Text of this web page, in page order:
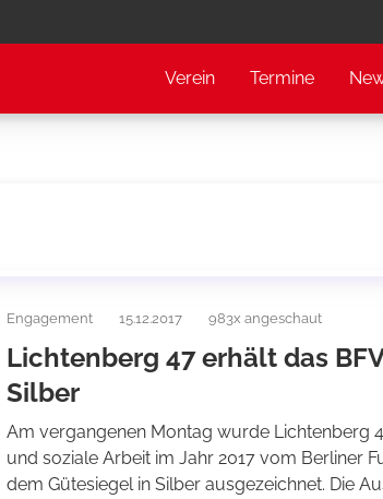
Verein Termine
Engagement 15.12.2017 983x angeschaut
Lichtenberg 47 erhält das
Silber
Am vergangenen Montag wurde Lichtenberg
und soziale Arbeit im Jahr 2017 vom Berliner
dem Gütesiegel in Silber ausgezeichnet. Die